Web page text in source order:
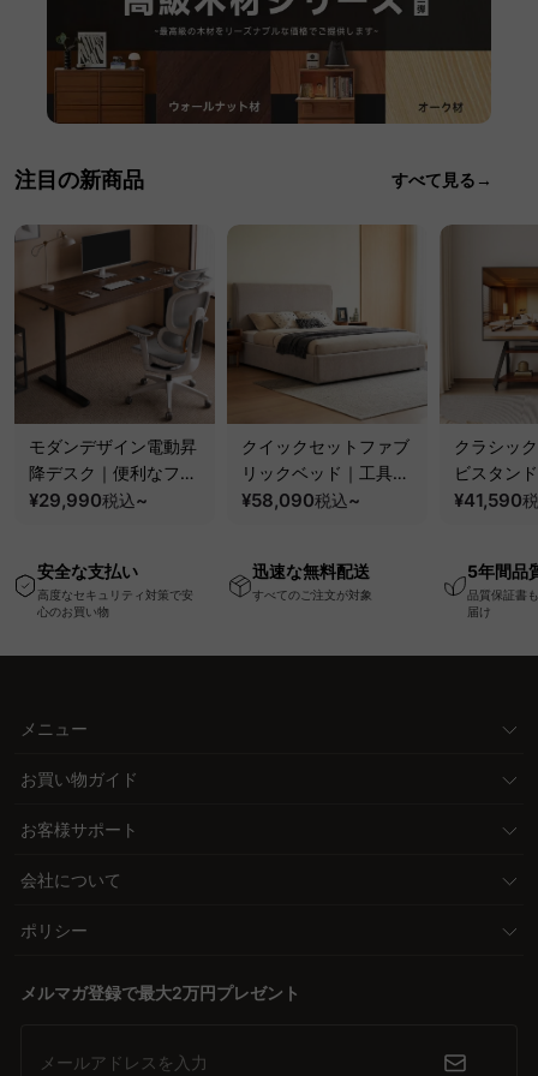
注目の新商品 すべて見る→
モダンデザイン電動昇
降デスク｜便利なフッ
ク・コンセント・
ー機能搭載ワークデス
ク
¥29,990税込~
クイックセットファブ
リックベッド｜工具不
要で組み立てられるク
¥58,090税込~
クラシッ
ビスタン
100kgの
¥41,590
安全な支払い
高度なセキュリティ対策で安
心のお買い物
迅速な無料配送
すべてのご注文が対象
5年間品
品質保証書
届け
メニュー
お買い物ガイド
お客様サポート
会社について
ポリシー
メルマガ登録で最大2万円プレゼント
メールアドレスを入力